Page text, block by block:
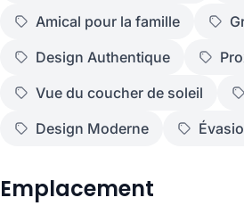
Amical pour la famille
Design Authentique
Vue du coucher de soleil
Design Moderne
Emplacement